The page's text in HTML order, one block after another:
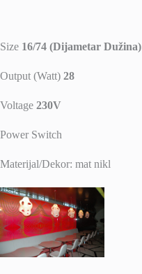
Size 16/74 (Dijametar Dužina)
Output (Watt) 28
Voltage 230V
Power Switch
Materijal/Dekor: mat nikl